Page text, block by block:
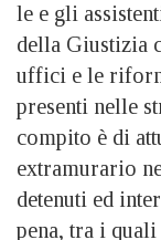
le e gli
della Giustizia
uffici e le
presenti nelle
compito è di
extramurario
detenuti ed
pena, tra i